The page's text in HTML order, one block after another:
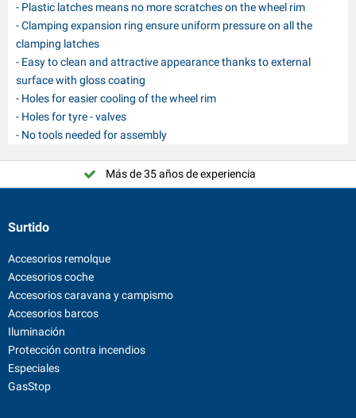
- Plastic latches means no more scratches on the wheel rim
- Clamping expansion ring ensure uniform pressure on all the
clamping latches
- Easy to clean and attractive appearance thanks to external
surface with gloss coating
- Holes for easier cooling of the wheel rim
- Holes for tyre - valves
- No tools needed for assembly
Más de 35 años de experiencia
Surtido
Accesorios remolque
Accesorios coche
Accesorios caravana y campismo
Accesorios barcos
Iluminación
Protección contra incendios
Especiales
GasStop